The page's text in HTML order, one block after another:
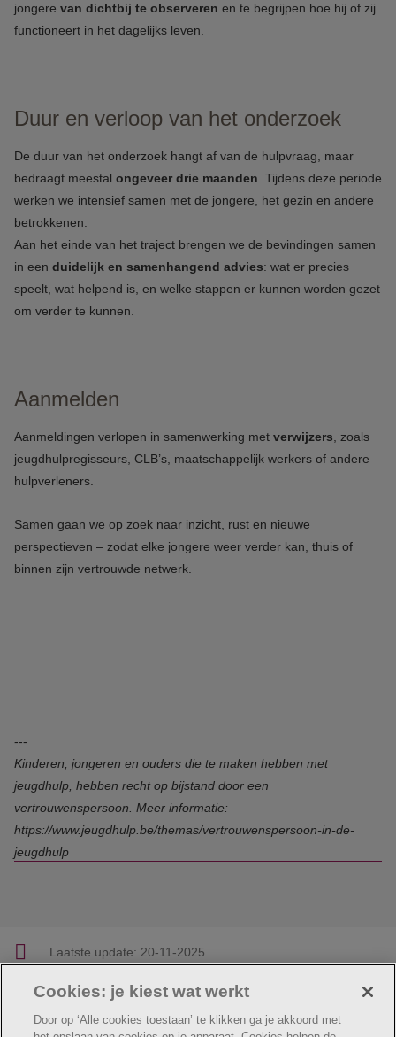
jongere van dichtbij te observeren en te begrijpen hoe hij of zij
functioneert in het dagelijks leven.
Duur en verloop van het onderzoek
De duur van het onderzoek hangt af van de hulpvraag, maar
bedraagt meestal ongeveer drie maanden . Tijdens deze periode
werken we intensief samen met de jongere, het gezin en andere
betrokkenen.
Aan het einde van het traject brengen we de bevindingen samen
in een duidelijk en samenhangend advies: wat er precies
speelt, wat helpend is, en welke stappen er kunnen worden gezet
om verder te kunnen.
Aanmelden
Aanmeldingen verlopen in samenwerking met verwijzers , zoals
jeugdhulpregisseurs, CLB’s, maatschappelijk werkers of andere
hulpverleners.
Samen gaan we op zoek naar inzicht, rust en nieuwe
perspectieven – zodat elke jongere weer verder kan, thuis of
binnen zijn vertrouwde netwerk.
---
Kinderen, jongeren en ouders die te maken hebben met
jeugdhulp, hebben recht op bijstand door een
vertrouwenspersoon. Meer informatie:
https://www.jeugdhulp.be/themas/vertrouwenspersoon-in-de-
jeugdhulp
Laatste update: 20-11-2025
Cookies: je kiest wat werkt
Door op ‘Alle cookies toestaan’ te klikken ga je akkoord met